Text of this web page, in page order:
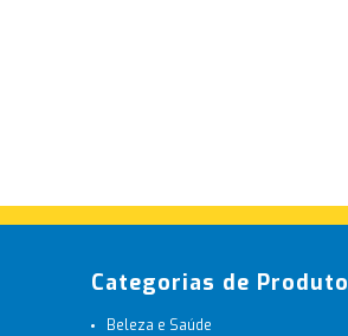
Categorias de Produto
Beleza e Saúde